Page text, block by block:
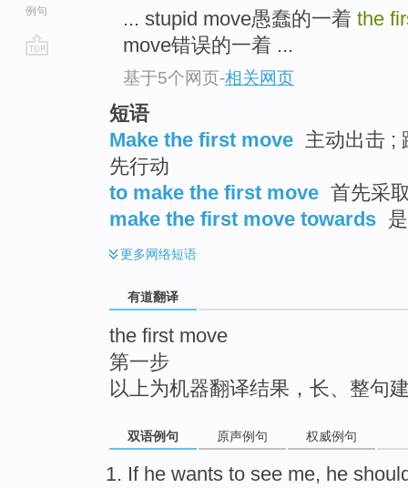
例句
... stupid move愚蠢的一着 the
move错误的一着 ...
基于5个网页-相关网页
短语
Make the first move 主动出击 ;
先行动
to make the first move 首先采
make the first move towards
更多网络短语
有道翻译
the first move
第一步
以上为机器翻译结果，长、整句
双语例句 原声例句 权威例句
If he wants to see me, he